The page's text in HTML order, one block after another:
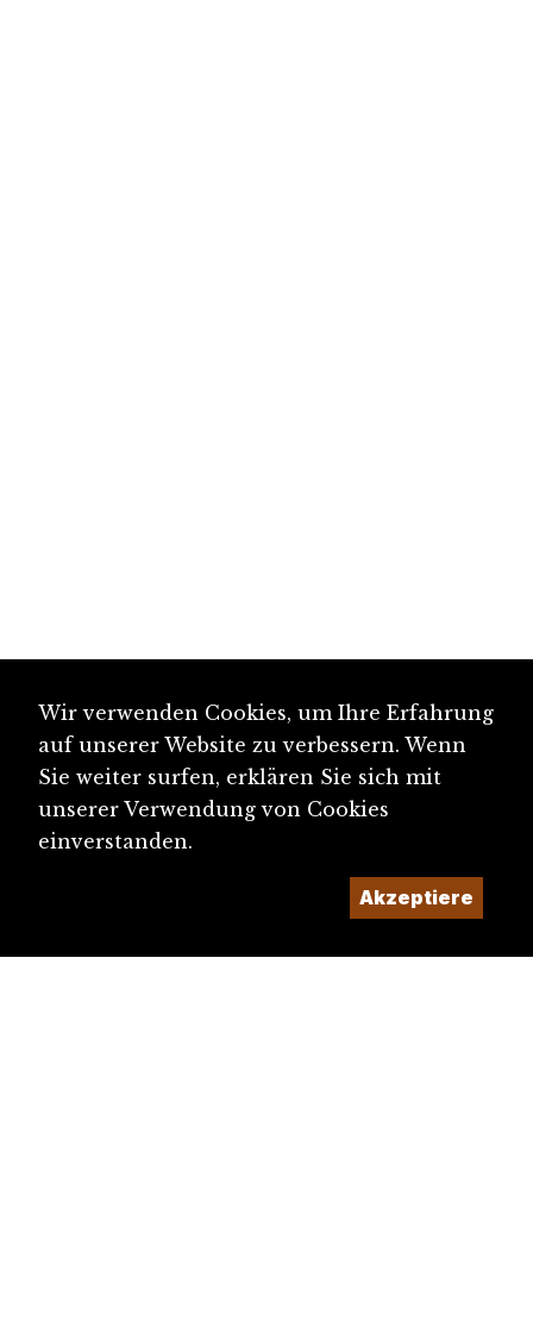
Wir verwenden Cookies, um Ihre Erfahrung
auf unserer Website zu verbessern. Wenn
Sie weiter surfen, erklären Sie sich mit
unserer Verwendung von Cookies
einverstanden.
Akzeptiere